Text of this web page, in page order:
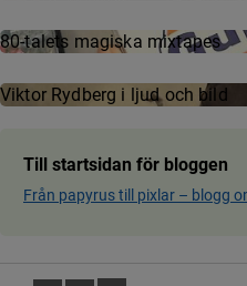
80-talets magiska mixtapes
Viktor Rydberg i ljud och bild
Till startsidan för bloggen
Från papyrus till pixlar ­– blog­g